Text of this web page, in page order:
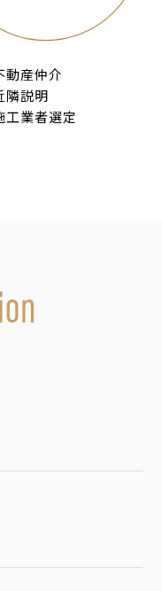
動産仲介
隣説明
工業者選定